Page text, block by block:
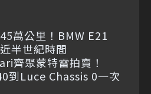
萬公里！BMW E21
半世紀時間
齊聚蒙特雷拍賣！
到Luce Chassis 0一次